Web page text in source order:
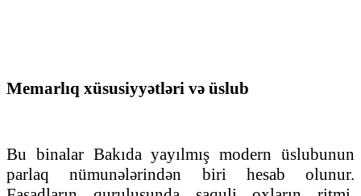
Memarlıq xüsusiyyətləri və üslub
Bu binalar Bakıda yayılmış modern üslubunun
parlaq nümunələrindən biri hesab olunur.